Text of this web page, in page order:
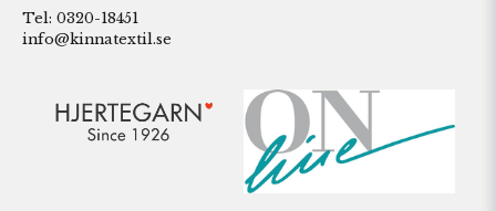
Tel: 0320-18451
info@kinnatextil.se